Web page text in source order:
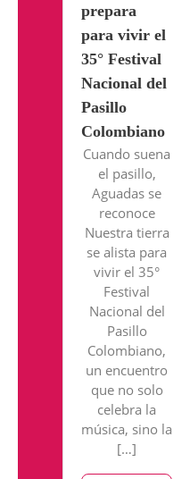
prepara
para vivir el
35° Festival
Nacional del
Pasillo
Colombiano
Cuando suena
el pasillo,
Aguadas se
reconoce
Nuestra tierra
se alista para
vivir el 35°
Festival
Nacional del
Pasillo
Colombiano,
un encuentro
que no solo
celebra la
música, sino la
[…]